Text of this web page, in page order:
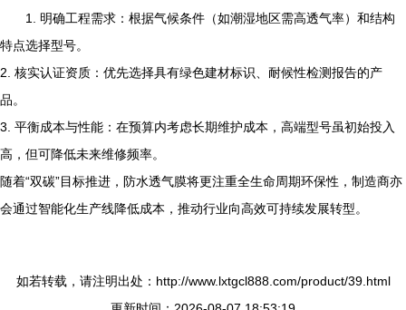
1. 明确工程需求：根据气候条件（如潮湿地区需高透气率）和结构
特点选择型号。
2. 核实认证资质：优先选择具有绿色建材标识、耐候性检测报告的产
品。
3. 平衡成本与性能：在预算内考虑长期维护成本，高端型号虽初始投入
高，但可降低未来维修频率。
随着“双碳”目标推进，防水透气膜将更注重全生命周期环保性，制造商亦
会通过智能化生产线降低成本，推动行业向高效可持续发展转型。
如若转载，请注明出处：http://www.lxtgcl888.com/product/39.html